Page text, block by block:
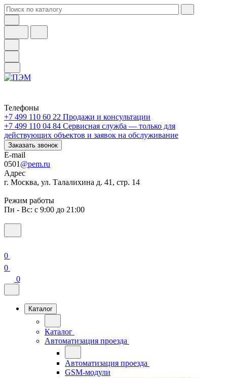
Телефоны
+7 499 110 60 22 Продажи и консультации
+7 499 110 04 84 Сервисная служба — только для
действующих объектов и заявок на обслуживание
Заказать звонок
E-mail
0501 @pem.ru
Адрес
г. Москва, ул. Талалихина д. 41, стр. 14
Режим работы
Пн - Вс: с 9:00 до 21:00
0
0
0
Каталог
Каталог
Автоматизация проезда
Автоматизация проезда
GSM-модули